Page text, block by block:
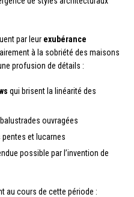
par leur exubérance
à la sobriété des maisons
profusion de détails :
qui brisent la linéarité des
ouvragées
et lucarnes
possible par l’invention de
au cours de cette période :